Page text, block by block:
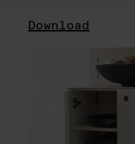
Download